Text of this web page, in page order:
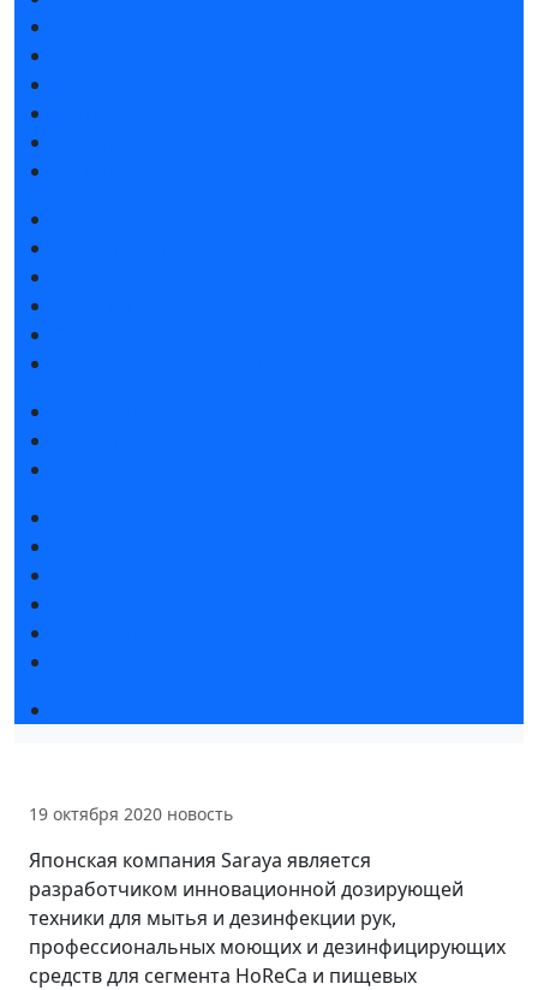
19 октября 2020 новость
Японская компания Saraya является
разработчиком инновационной дозирующей
техники для мытья и дезинфекции рук,
профессиональных моющих и дезинфицирующих
средств для сегмента HoReCa и пищевых